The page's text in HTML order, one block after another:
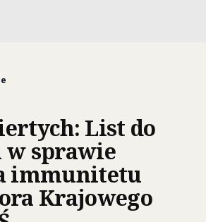
List do
sprawie
immunitetu
Krajowego